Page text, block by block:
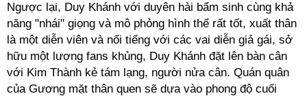
Ngược lại, Duy Khánh với duyên hài bẩm sinh cùng khả
năng "nhái" giọng và mô phỏng hình thể rất tốt, xuất thân
là một diễn viên và nổi tiếng với các vai diễn giả gái, sở
hữu một lượng fans khủng, Duy Khánh đặt lên bàn cân
với Kim Thành kẻ tám lạng, người nửa cân. Quán quân
của Gương mặt thân quen sẽ dựa vào phong độ cuối